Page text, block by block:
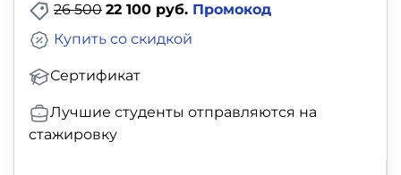
26 500 22 100 руб. Промокод
Сертификат
Купить со скидкой
Лучшие студенты отправляются на
стажировку